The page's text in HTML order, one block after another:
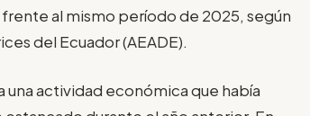
al mismo período de 2025, según
del Ecuador (AEADE).
actividad económica que había